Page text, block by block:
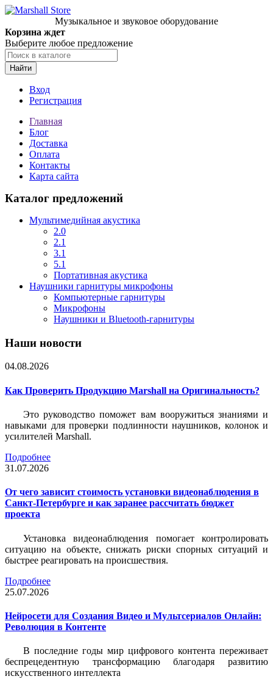
Музыкальное и звуковое оборудование
Корзина ждет
Выберите любое предложение
Найти
Вход
Регистрация
Главная
Блог
Доставка
Оплата
Контакты
Карта сайта
Каталог предложений
Мультимедийная акустика
2.0
2.1
3.1
5.1
Портативная акустика
Наушники гарнитуры микрофоны
Компьютерные гарнитуры
Микрофоны
Наушники и Bluetooth-гарнитуры
Наши новости
04.08.2026
Как Проверить Продукцию Marshall на Оригинальность?
Это руководство поможет вам вооружиться знаниями и
навыками для проверки подлинности наушников, колонок и
усилителей Marshall.
Подробнее
31.07.2026
От чего зависит стоимость установки видеонаблюдения в
Санкт-Петербурге и как заранее рассчитать бюджет
проекта
Установка видеонаблюдения помогает контролировать
ситуацию на объекте, снижать риски спорных ситуаций и
быстрее реагировать на происшествия.
Подробнее
25.07.2026
Нейросети для Создания Видео и Мультсериалов Онлайн:
Революция в Контенте
В последние годы мир цифрового контента переживает
беспрецедентную трансформацию благодаря развитию
искусственного интеллекта